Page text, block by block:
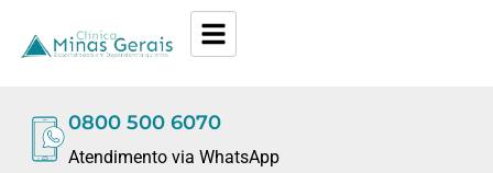
0800 500 6070
Atendimento via WhatsApp